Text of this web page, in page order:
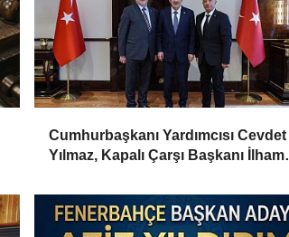
Cumhurbaşkanı Yardımcısı Cevdet
Yılmaz, Kapalı Çarşı Başkanı İlhami